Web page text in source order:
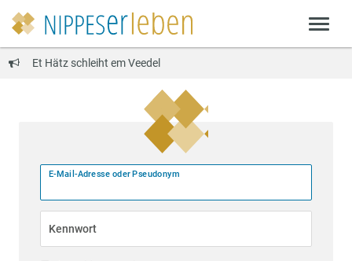
Et Hätz schleiht em Veedel
E-Mail-Adresse oder Pseudonym
Kennwort